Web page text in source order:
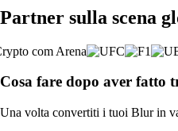
Partner sulla scena
Cosa fare dopo aver fatto
Una volta convertiti i tuoi Blur in